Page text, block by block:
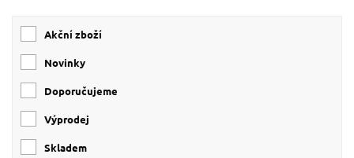
5 ml
Borovice
Cedrové dřevo(1)
Jedle
Lemongrass
Akční zboží
Novinky
Doporučujeme
Výprodej
skladem